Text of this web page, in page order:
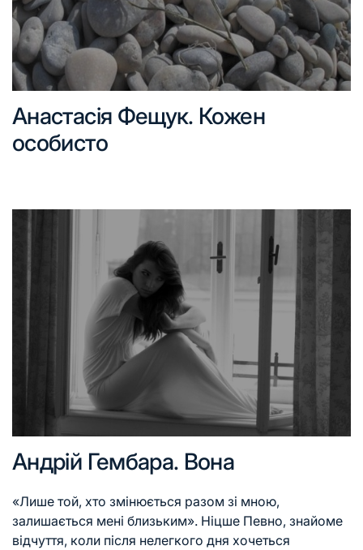
Анастасія Фещук. Кожен
особисто
Андрій Гембара. Вона
«Лише той, хто змінюється разом зі мною,
залишається мені близьким». Ніцше Певно, знайоме
відчуття, коли після нелегкого дня хочеться